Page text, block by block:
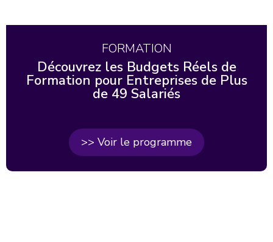
FORMATION
Découvrez les Budgets Réels de
Formation pour Entreprises de Plus
de 49 Salariés
>> Voir le programme